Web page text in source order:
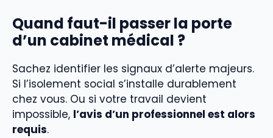
Quand faut-il passer la porte
d’un cabinet médical ?
Sachez identifier les signaux d’alerte majeurs.
Si l’isolement social s’installe durablement
chez vous. Ou si votre travail devient
impossible, l’avis d’un professionnel est alors
requis.